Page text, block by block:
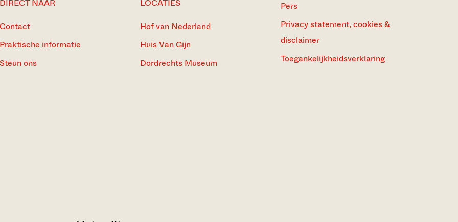
DIRECT NAAR
Contact
Praktische informatie
Steun ons
LOCATIES
Hof van Nederland
Huis Van Gijn
Dordrechts Museum
Pers
Privacy statement, cookies &
disclaimer
Toegankelijkheidsverklaring